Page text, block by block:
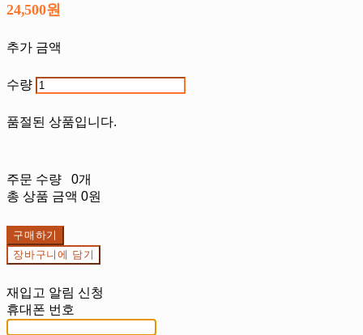
24,500원
추가 금액
수량
품절된 상품입니다.
주문 수량
0개
총 상품 금액 0원
구매하기
장바구니에 담기
재입고 알림 신청
휴대폰 번호